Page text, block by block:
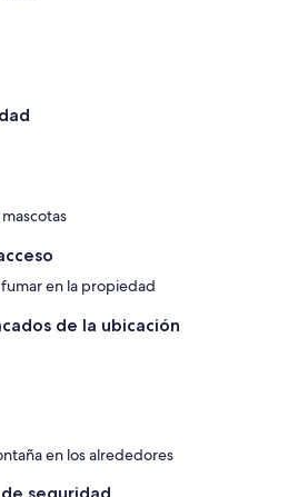
en la propiedad
de la ubicación
en los alrededores